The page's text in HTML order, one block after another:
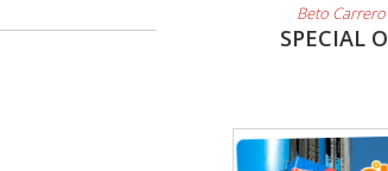
Beto
SPECIAL